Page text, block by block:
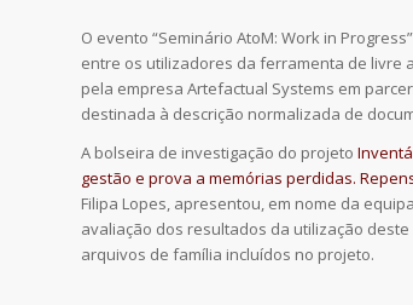
O evento “Seminário AtoM: Work in
entre os utilizadores da ferramenta de livre
pela empresa Artefactual Systems em
destinada à descrição normalizada de
A bolseira de investigação do projeto
gestão e prova a memórias perdidas.
Filipa Lopes, apresentou, em nome da
avaliação dos resultados da utilização deste
arquivos de família incluídos no projeto.